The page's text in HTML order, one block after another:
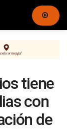
tiene
con
de